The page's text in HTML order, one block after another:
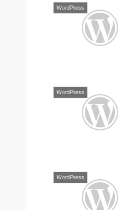
WordPress
WordPress
WordPress